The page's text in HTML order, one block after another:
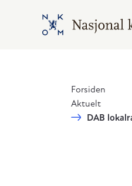
Hopp til hovedinnhold
Gå til hovedsiden
Forsiden
Aktuelt
DAB